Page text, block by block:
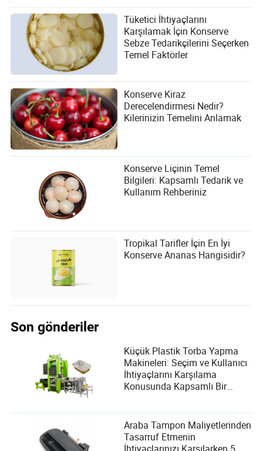
Tüketici İhtiyaçlarını
Karşılamak İçin Konserve
Sebze Tedarikçilerini Seçerken
Temel Faktörler
Konserve Kiraz
Derecelendirmesi Nedir?
Kilerinizin Temelini Anlamak
Konserve Liçinin Temel
Bilgileri: Kapsamlı Tedarik ve
Kullanım Rehberiniz
Tropikal Tarifler İçin En İyi
Konserve Ananas Hangisidir?
Son gönderiler
Küçük Plastik Torba Yapma
Makineleri: Seçim ve Kullanıcı
İhtiyaçlarını Karşılama
Konusunda Kapsamlı Bir
Araba Tampon Maliyetlerinden
Tasarruf Etmenin